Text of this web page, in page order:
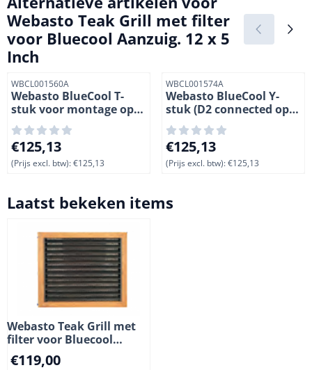
Webasto Teak Grill met filter
voor Bluecool Aanzuig. 12 x 5
Inch
Artikelnummer
WBCL001560A
Webasto BlueCool T-
stuk voor montage op
A/C unit aansluiting
100/125F/100
Prijs: 125,13, exclusief btw: 125,13
€125,13
(Prijs excl. btw):€125,13
Artikelnummer
WBCL001574A
Webasto BlueCool Y-
stuk (D2 connected op
slangen eenheid)
100/125M/100
Prijs: 125,13, exclusief btw:
€125,13
(Prijs excl. btw):€125,13
Laatst bekeken items
Webasto Teak Grill met
filter voor Bluecool
Aanzuig. 12 x 5 Inch
€119,00